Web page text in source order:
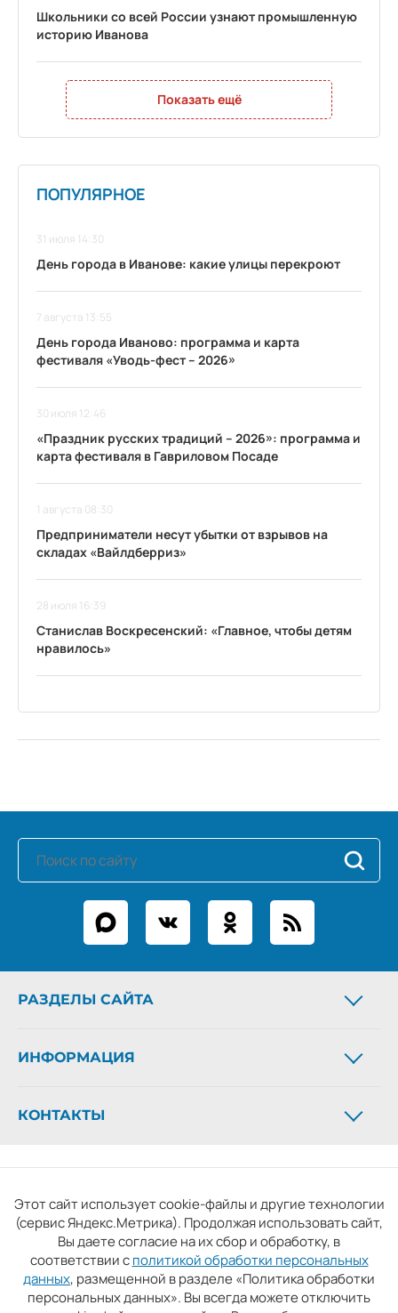
Школьники со всей России узнают промышленную
историю Иванова
Показать ещё
ПОПУЛЯРНОЕ
31 июля 14:30
День города в Иванове: какие улицы перекроют
7 августа 13:55
День города Иваново: программа и карта
фестиваля «Уводь-фест – 2026»
30 июля 12:46
«Праздник русских традиций – 2026»: программа и
карта фестиваля в Гавриловом Посаде
1 августа 08:30
Предприниматели несут убытки от взрывов на
складах «Вайлдберриз»
28 июля 16:39
Станислав Воскресенский: «Главное, чтобы детям
нравилось»
РАЗДЕЛЫ САЙТА
Статьи
Архив газеты
ИНФОРМАЦИЯ
Рекламодателям
КОНТАКТЫ
Подписка: igpodpiska@bk.ru
СМИ: «Ивановская газета - сайт». Реестровая запись 06.11.2019
Учредитель: БУ «Ивановские газеты».
Главный редактор: Кузьмичев А.Е. Копирование материалов
без ссылки на сайт запрещено
Условия использования сайта Политика обработки
персональных данных
Этот сайт использует cookie-файлы и другие технологии
(сервис Яндекс.Метрика). Продолжая использовать сайт,
Вы даете согласие на их сбор и обработку, в
соответствии сполитикой обработки персональных
данных, размещенной в разделе «Политика обработки
персональных данных». Вы всегда можете отключить